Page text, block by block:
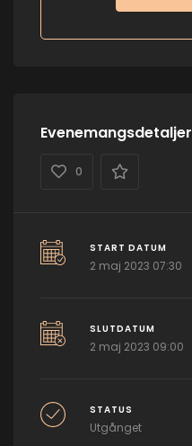
Evenemangsdetaljer
0
START DATUM
2 maj 2023 07:30
SLUTDATUM
2 maj 2023 09:00
STATUS
Utgånget